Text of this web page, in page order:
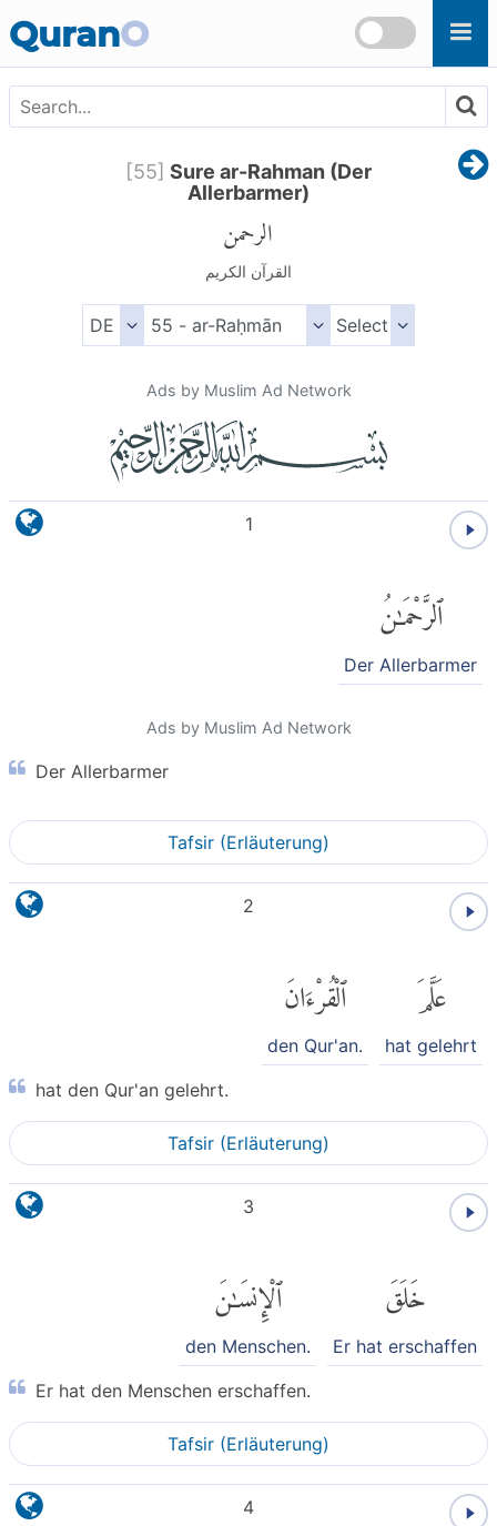
QuranO
[55] Sure ar-Rahman (Der
Allerbarmer)
الرحمن
القرآن الكريم
Ads by Muslim Ad Network
1
ٱلرَّحْمَٰنُ
Der Allerbarmer
Ads by Muslim Ad Network
Der Allerbarmer
Tafsir (Erläuterung)
2
عَلَّمَ
hat gelehrt
ٱلْقُرْءَانَ
den Qur'an.
hat den Qur'an gelehrt.
Tafsir (Erläuterung)
3
خَلَقَ
Er hat erschaffen
ٱلْإِنسَٰنَ
den Menschen.
Er hat den Menschen erschaffen.
Tafsir (Erläuterung)
4